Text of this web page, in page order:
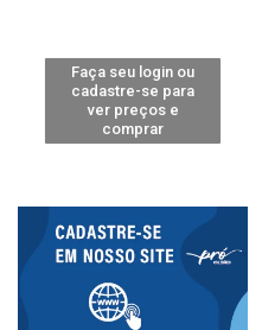
Faça seu login ou
cadastre-se para
ver preços e
comprar